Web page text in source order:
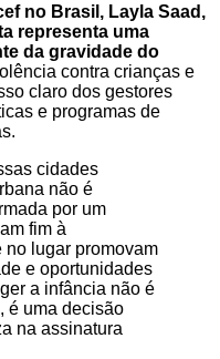
no Brasil, Layla Saad,
representa uma
da gravidade do
contra crianças e
claro dos gestores
e programas de
cidades
não é
por um
fim à
lugar promovam
e oportunidades
a infância não é
é uma decisão
na assinatura